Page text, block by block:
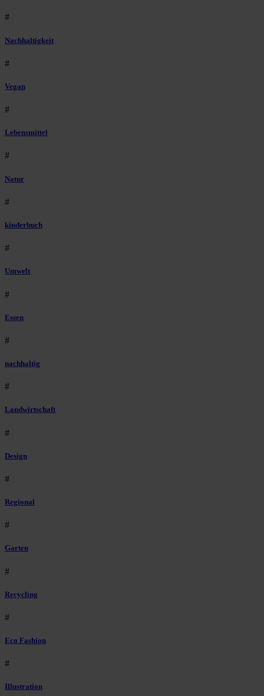
#
Nachhaltigkeit
#
Vegan
#
Lebensmittel
#
Natur
#
kinderbuch
#
Umwelt
#
Essen
#
nachhaltig
#
Landwirtschaft
#
Design
#
Regional
#
Garten
#
Recycling
#
Eco Fashion
#
Illustration